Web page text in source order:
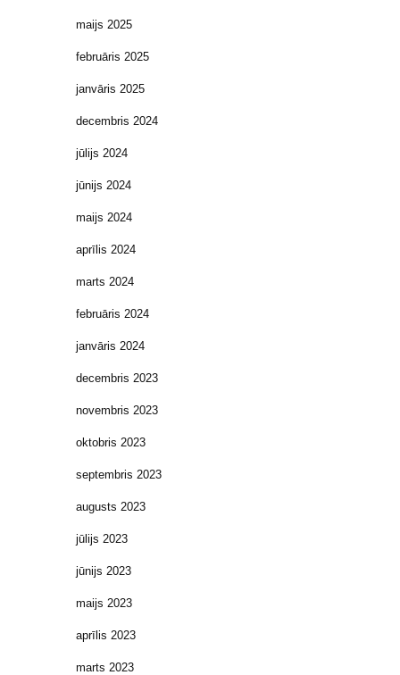
maijs 2025
februāris 2025
janvāris 2025
decembris 2024
jūlijs 2024
jūnijs 2024
maijs 2024
aprīlis 2024
marts 2024
februāris 2024
janvāris 2024
decembris 2023
novembris 2023
oktobris 2023
septembris 2023
augusts 2023
jūlijs 2023
jūnijs 2023
maijs 2023
aprīlis 2023
marts 2023